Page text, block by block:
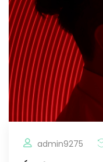
admin9275